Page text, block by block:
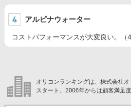
アルピナウォーター
コストパフォーマンスが大変良い。（
オリコンランキングは、株式会社
スタート。2006年からは顧客満足度